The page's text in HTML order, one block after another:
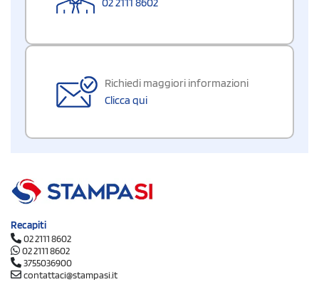
Richiedi maggiori informazioni
Clicca qui
Recapiti
02 2111 8602
02 2111 8602
3755036900
contattaci@stampasi.it